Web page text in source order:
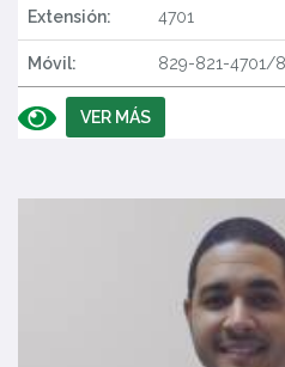
Extensión: 4701
Móvil: 829-821-4701/
VER MÁS